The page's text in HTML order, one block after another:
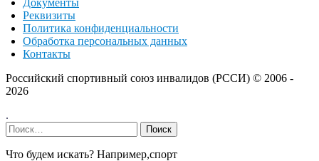
Документы
Реквизиты
Политика конфиденциальности
Обработка персональных данных
Контакты
Российский спортивный союз инвалидов (РССИ) © 2006 -
2026
.
Найти:
Что будем искать? Например,спорт